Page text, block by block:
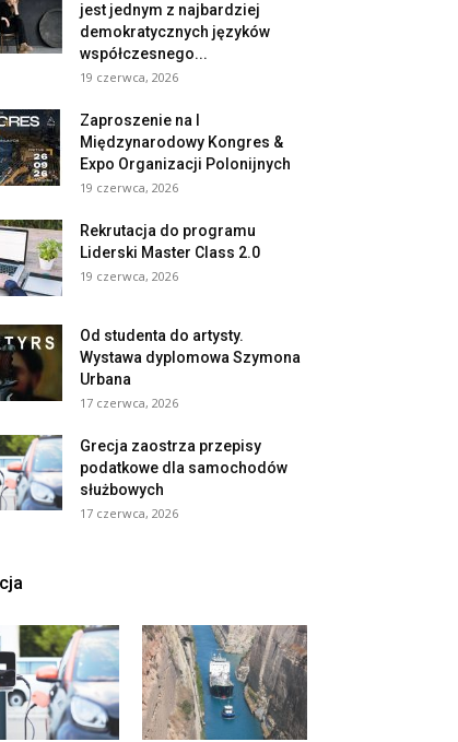
jest jednym z najbardziej
demokratycznych języków
współczesnego...
19 czerwca, 2026
Zaproszenie na I
Międzynarodowy Kongres &
Expo Organizacji Polonijnych
19 czerwca, 2026
Rekrutacja do programu
Liderski Master Class 2.0
19 czerwca, 2026
Od studenta do artysty.
Wystawa dyplomowa Szymona
Urbana
17 czerwca, 2026
Grecja zaostrza przepisy
podatkowe dla samochodów
służbowych
17 czerwca, 2026